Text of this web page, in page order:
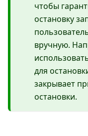
чтобы
остановку
вручную.
для
закрывает
остановки.